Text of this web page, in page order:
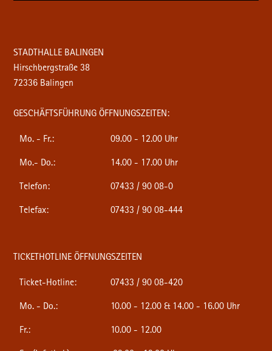
STADTHALLE BALINGEN
Hirschbergstraße 38
72336 Balingen
GESCHÄFTSFÜHRUNG ÖFFNUNGSZEITEN:
Mo. - Fr.: 09.00 - 12.00 Uhr
Mo.- Do.: 14.00 - 17.00 Uhr
Telefon: 07433 / 90 08-0
Telefax: 07433 / 90 08-444
TICKETHOTLINE ÖFFNUNGSZEITEN
Ticket-Hotline: 07433 / 90 08-420
Mo. - Do.: 10.00 - 12.00 & 14.00 - 16.00 Uhr
Fr.: 10.00 - 12.00